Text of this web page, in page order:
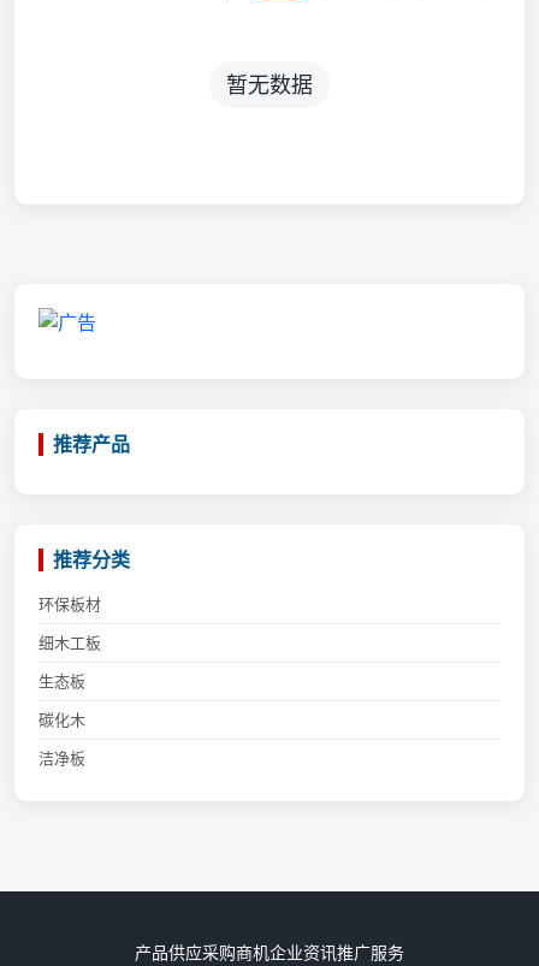
暂无数据
推荐产品
推荐分类
环保板材
细木工板
生态板
碳化木
洁净板
产品供应采购商机企业资讯推广服务